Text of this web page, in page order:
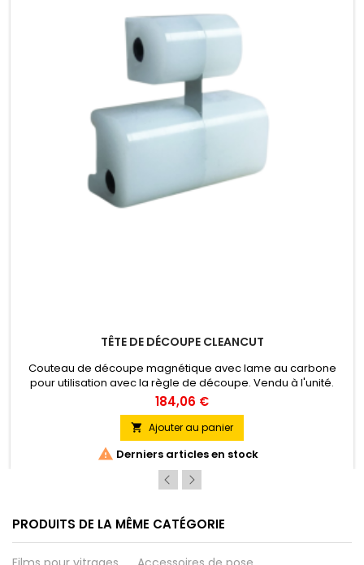
TÊTE DE DÉCOUPE CLEANCUT
Couteau de découpe magnétique avec lame au carbone
pour utilisation avec la règle de découpe. Vendu à l'unité.
Lames de rechange disponibles sur commande.
184,06 €
 Ajouter au panier
 Derniers articles en stock
PRODUITS DE LA MÊME CATÉGORIE